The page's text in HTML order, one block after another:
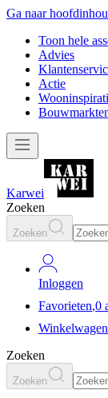
Ga naar
Toon hele
Advies
Actie
Karwei
Zoeken
Zoeken
Inloggen
Favorieten,0
Winkelwagen
Zoeken
Zoeken